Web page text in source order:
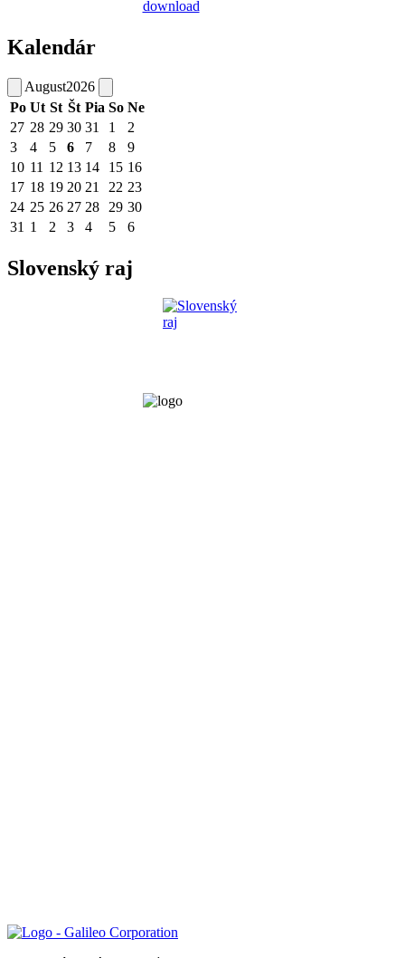
Kalendár
August2026
Po Ut St Št Pia So Ne
27 28 29 30 31 1
2
3
4 5 6 7 8
9
10 11 12 13 14 15 16
17 18 19 20 21 22 23
24 25 26 27 28 29 30
31 1 2 3 4 5 6
Slovenský raj